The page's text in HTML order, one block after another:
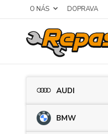
O NÁS DOPRAVA
AUDI
BMW